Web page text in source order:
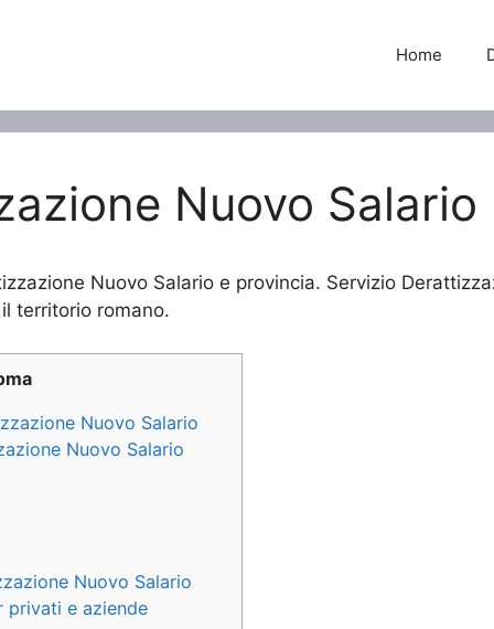
Home
Nuovo Salario
Nuovo Salario e provincia. Servizio
territorio romano.
Nuovo Salario
Nuovo Salario
Nuovo Salario
privati e aziende